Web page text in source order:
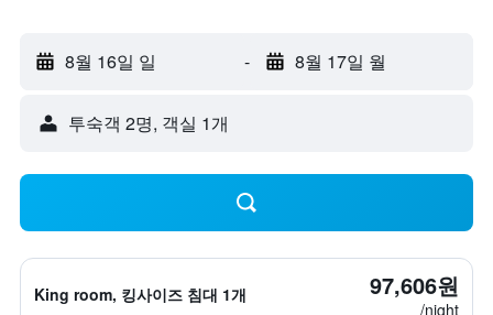
8월 16일 일 - 8월 17일 월
​투숙객 2​명, ​객실 1개
King room, 킹사이즈 침대 1개 97,606원
/night